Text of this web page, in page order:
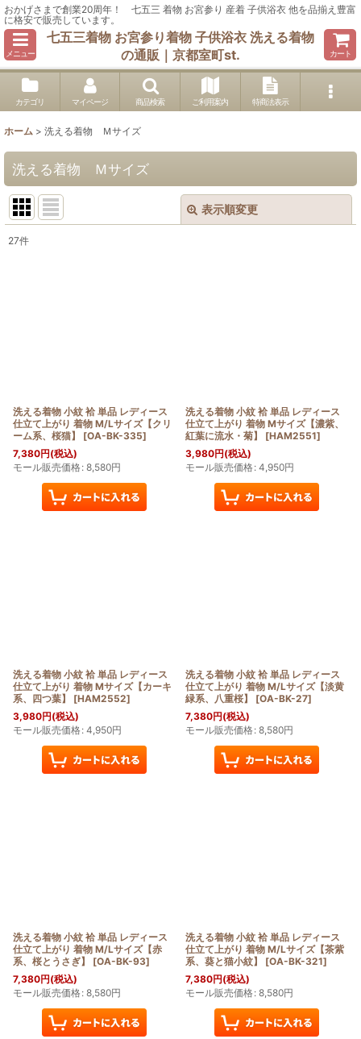
おかげさまで創業20周年！ 七五三 着物 お宮参り 産着 子供浴衣 他を品揃え豊富
に格安で販売しています。
メニュー
七五三着物 お宮参り着物 子供浴衣 洗える着物
の通販｜京都室町st.
カート
カテゴリ マイページ 商品検索 ご利用案内 特商法表示
ホーム > 洗える着物 Ｍサイズ
洗える着物 Ｍサイズ
表示順変更
27件
洗える着物 小紋 袷 単品 レディース
仕立て上がり 着物 M/Lサイズ【クリ
ーム系、桜猫】
[OA-BK-335]
7,380円(税込)
モール販売価格: 8,580円
洗える着物 小紋 袷 単品 レディース
仕立て上がり 着物 Mサイズ【濃紫、
紅葉に流水・菊】
[HAM2551]
3,980円(税込)
モール販売価格: 4,950円
洗える着物 小紋 袷 単品 レディース
仕立て上がり 着物 Mサイズ【カーキ
系、四つ葉】
[HAM2552]
3,980円(税込)
モール販売価格: 4,950円
洗える着物 小紋 袷 単品 レディース
仕立て上がり 着物 M/Lサイズ【淡黄
緑系、八重桜】
[OA-BK-27]
7,380円(税込)
モール販売価格: 8,580円
洗える着物 小紋 袷 単品 レディース
仕立て上がり 着物 M/Lサイズ【赤
系、桜とうさぎ】
[OA-BK-93]
7,380円(税込)
モール販売価格: 8,580円
洗える着物 小紋 袷 単品 レディース
仕立て上がり 着物 M/Lサイズ【茶紫
系、葵と猫小紋】
[OA-BK-321]
7,380円(税込)
モール販売価格: 8,580円